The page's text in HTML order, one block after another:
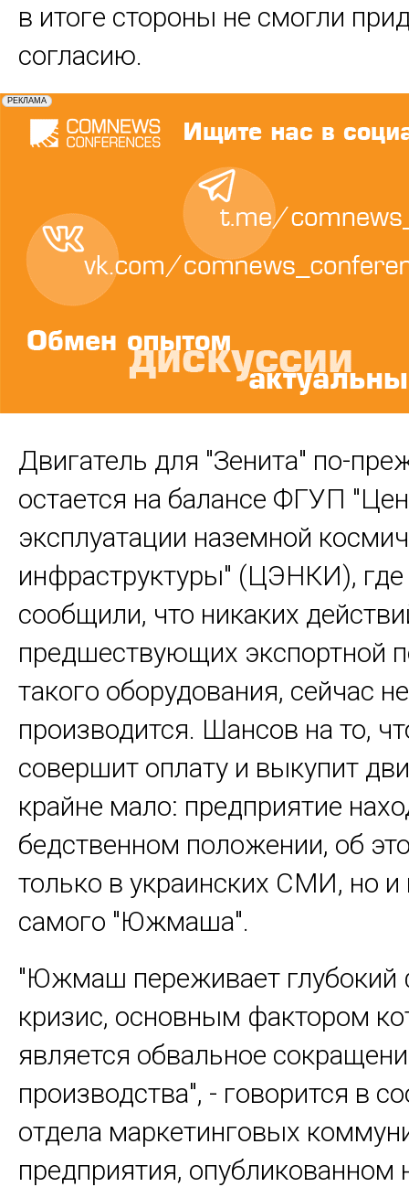
в итоге стороны не смогли
согласию.
Двигатель для "Зенита" по-
остается на балансе ФГУП
эксплуатации наземной
инфраструктуры" (ЦЭНКИ),
сообщили, что никаких
предшествующих экспортной
такого оборудования, сейчас не
производится. Шансов на то,
совершит оплату и выкупит
крайне мало: предприятие
бедственном положении, об
только в украинских СМИ, но и
самого "Южмаша".
"Южмаш переживает глубокий
кризис, основным фактором
является обвальное
производства", - говорится в
отдела маркетинговых
предприятия, опубликованном